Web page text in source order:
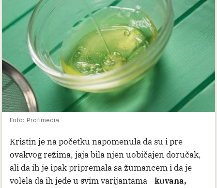
Foto: Profimedia
Kristin je na početku napomenula da su i pre
ovakvog režima, jaja bila njen uobičajen doručak,
ali da ih je ipak pripremala sa žumancem i da je
volela da ih jede u svim varijantama - kuvana,